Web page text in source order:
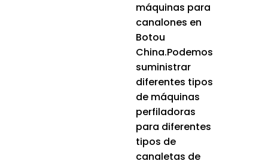
máquinas para
canalones en
Botou
China.Podemos
suministrar
diferentes tipos
de máquinas
perfiladoras
para diferentes
tipos de
canaletas de